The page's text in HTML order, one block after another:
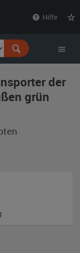
Hilfe
der
grün